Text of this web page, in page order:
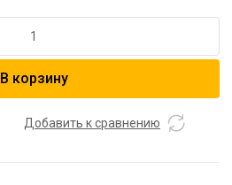
В корзину
Добавить к сравнению